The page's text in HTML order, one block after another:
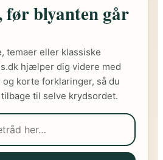
før blyanten går
temaer eller klassiske
hjælper dig videre med
korte forklaringer, så du
til selve krydsordet.